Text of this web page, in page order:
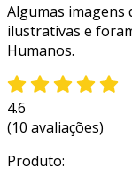
Algumas imagens
ilustrativas e
Humanos.
4.6
(10 avaliações)
Produto: